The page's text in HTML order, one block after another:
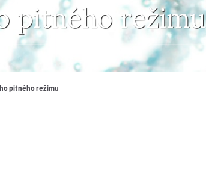
pitného režimu
pitného režimu